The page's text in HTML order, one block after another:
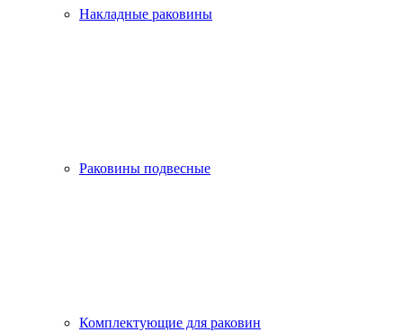
Накладные раковины
Раковины подвесные
Комплектующие для раковин